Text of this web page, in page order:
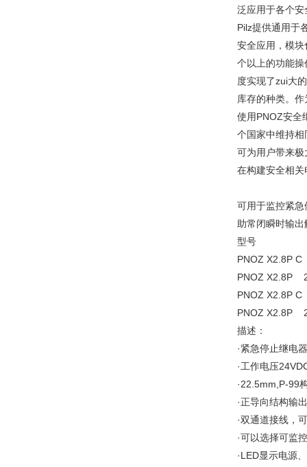
泛应用于各个安
Pilz提供通用于
安全应用，模
个以上的功能
度实现了zui大
库存的种类。
使用PNOZ安全
个国家中维持
可为用户带来极
在构建安全相
可用于监控紧
助常闭瞬时输出
型号
PNOZ
PNOZ
PNOZ X2.8P
PNOZ X2.8P
描述：
·紧急停止继电
·工作电压
·22.5mm,P-99
·正导向结构输
·双通道接线，
·可以选择可监
·LED显示电源